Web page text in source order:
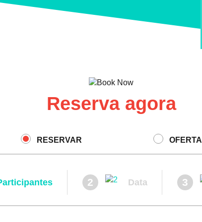
Reserva agora
RESERVAR OFERTA
2 Data 3